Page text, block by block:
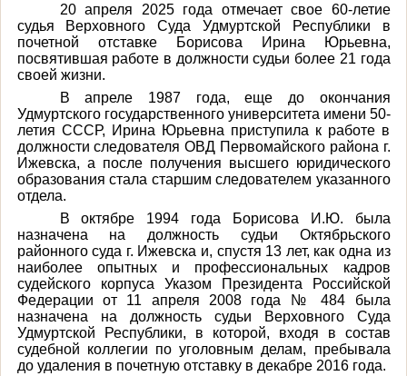
20 апреля 2025 года отмечает свое 60-летие
судья Верховного Суда Удмуртской Республики в
почетной отставке Борисова Ирина Юрьевна,
посвятившая работе в должности судьи более 21 года
своей жизни.
В апреле 1987 года, еще до окончания
Удмуртского государственного университета имени 50-
летия СССР, Ирина Юрьевна приступила к работе в
должности следователя ОВД Первомайского района г.
Ижевска, а после получения высшего юридического
образования стала старшим следователем указанного
отдела.
В октябре 1994 года Борисова И.Ю. была
назначена на должность судьи Октябрьского
районного суда г. Ижевска и, спустя 13 лет, как одна из
наиболее опытных и профессиональных кадров
судейского корпуса Указом Президента Российской
Федерации от 11 апреля 2008 года № 484 была
назначена на должность судьи Верховного Суда
Удмуртской Республики, в которой, входя в состав
судебной коллегии по уголовным делам, пребывала
до удаления в почетную отставку в декабре 2016 года.